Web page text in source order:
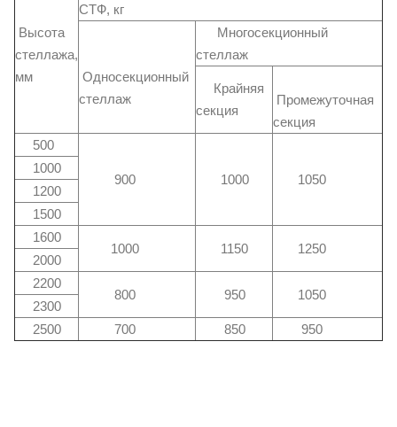
Высота
стеллажа,
мм
СТФ, кг
Односекционный
стеллаж
Многосекционный
стеллаж
Крайняя
секция
Промежуточная
секция
500
900 1000 1050
1000
1200
1500
1600
1000 1150 1250
2000
2200
800 950 1050
2300
2500
700 850 950